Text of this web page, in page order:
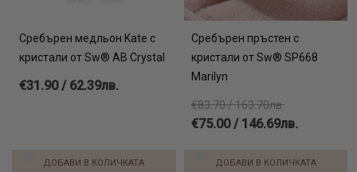
Сребърен медльон Kate с
кристали от Sw® AB Crystal
€31.90 / 62.39лв.
ДОБАВИ В КОЛИЧКАТА
Сребърен пръстен с
кристали от Sw® SP668
Marilyn
€83.70 / 163.70лв.
€75.00 / 146.69лв.
ДОБАВИ В КОЛИЧКАТА